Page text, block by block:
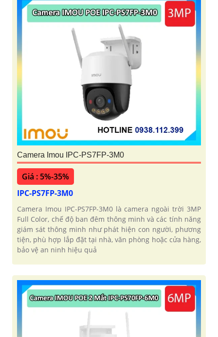
Camera Imou IPC-PS7FP-3M0
Giá : 5%-35%
IPC-PS7FP-3M0
Camera Imou IPC-PS7FP-3M0 là camera ngoài trời 3MP
Full Color, chế độ ban đêm thông minh và các tính năng
giám sát thông minh như phát hiện con người, phương
tiện, phù hợp lắp đặt tại nhà, văn phòng hoặc cửa hàng,
bảo vệ an ninh hiệu quả